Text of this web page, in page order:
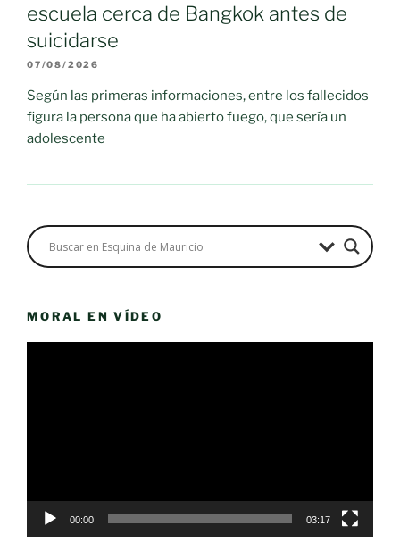
escuela cerca de Bangkok antes de
suicidarse
07/08/2026
Según las primeras informaciones, entre los fallecidos
figura la persona que ha abierto fuego, que sería un
adolescente
MORAL EN VÍDEO
00:00 03:17